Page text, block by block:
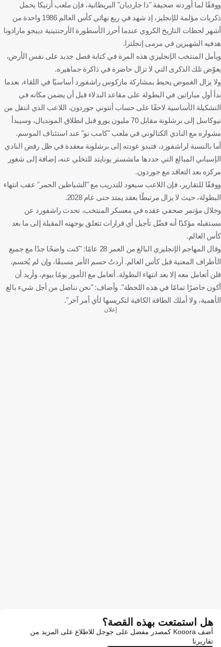
ووفقًا لما أوردته صحيفة "ذا جارديان" البريطانية، فإن ملعب أزتيكا يحمل
ذكريات مؤلمة للإنجليز، إذ شهد في ربع نهائي كأس العالم 1986 واحدة من
أشهر لحظات التاريخ الكروي عندما أحرز الأسطورة الأرجنتينية دييجو مارادونا
هدفيه الشهيرين في مرمى إنجلترا.
ويأمل المنتخب الإنجليزي هذه المرة في كتابة فصل جديد على نفس الأرض،
يعوّض تلك الذكرى التي لا تزال حاضرة في ذاكرة جماهيره.
ولا يزال الغموض يحيط بمشاركة ماركوس راشفورد أساسيًا في اللقاء، بعدما
بدأ أول مباراتين في البطولة على مقاعد البدلاء قبل أن يضمن مكانه في
التشكيلة الأساسية لاحقًا على حساب أنتوني جوردون، اللاعب الذي انتقل من
نيوكاسل إلى برشلونة مقابل 70 مليون يورو قبل انطلاق المونديال، وسيبدأ
مشواره مع النادي الكتالوني في ملعب "كامب نو" عند استئناف الموسم.
أما بالنسبة لراشفورد، فتبدو عودته إلى برشلونة معقدة في ظل رفض النادي
الإسباني المبالغ التي حددها مانشستر يونايتد للتخلي عنه، إضافة إلى شغور
مركزه بعد التعاقد مع جوردون.
ووفقًا للتقارير، فإن اللاعب سيعود للتدريب مع "الشياطين الحمر" عقب انتهاء
البطولة، حيث لا يزال مرتبطًا بعقد يمتد حتى عام 2028.
وخلال مؤتمر صحفي عقده في معسكر المنتخب، تحدث راشفورد عن
مستقبله مؤكدًا أنه فضّل تأجيل أي قرارات تتعلق بوجهته المقبلة إلى ما بعد
كأس العالم.
وقال المهاجم الإنجليزي البالغ من العمر 28 عامًا: "كنت واضحًا جدًا مع جميع
الأطراف المعنية قبل كأس العالم. أردتُ حسم الأمر مسبقًا، وإن لم يُحسم،
فلن أتعامل معه إلا بعد انتهاء البطولة. أتعامل مع الأمور يومًا بيوم، وأريد أن
أكون حاضرًا تمامًا في هذه اللحظة". وأضاف: "نحن نناضل من أجل شيء بالغ
الأهمية، ولا أملك الطاقة الكافية لتكريسها لأي أمر آخر".
إعلان
هل استمتعت بهذه القصة؟
أضف Kooora كمصدر مفضل على جوجل للاطلاع على المزيد من
تقاريرنا